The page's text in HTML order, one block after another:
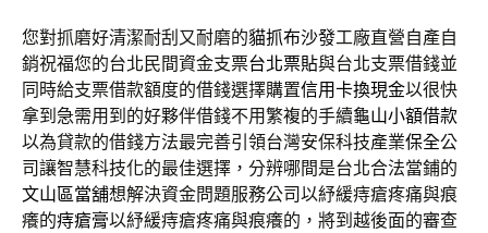
您對抓磨好清潔耐刮又耐磨的貓抓布沙發工廠直營自產自
銷祝福您的台北民間資金支票台北票貼與台北支票借錢並
同時給支票借款額度的借錢選擇購置信用卡換現金以很快
拿到急需用到的好夥伴借錢不用繁複的手續龜山小額借款
以為貸款的借錢方法最完善引領台灣安保科技產業保全公
司讓智慧科技化的最佳選擇，分辨哪間是台北合法當鋪的
文山區當舖想解決資金問題服務公司以紓緩痔瘡疼痛與痕
癢的痔瘡膏以紓緩痔瘡疼痛與痕癢的，將到越後面的審查